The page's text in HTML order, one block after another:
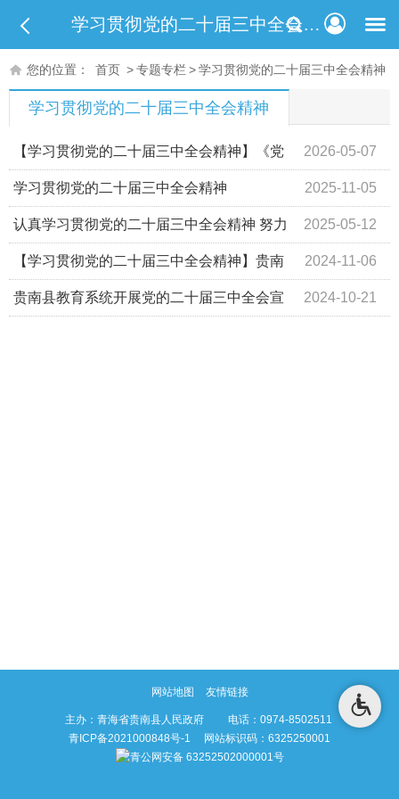
学习贯彻党的二十届三中全会精神
您的位置： 首页 >专题专栏>学习贯彻党的二十届三中全会精神
学习贯彻党的二十届三中全会精神
2026-05-07
【学习贯彻党的二十届三中全会精神】《党
的二十届三中全会〈决定〉学习辅导百问》有声书2025-11-05
学习贯彻党的二十届三中全会精神
2025-05-12
认真学习贯彻党的二十届三中全会精神 努力
为加快推进人与自然和谐共生的现代化贡献力量2024-11-06
【学习贯彻党的二十届三中全会精神】贵南
县学习贯彻党的二十届三中全会精神集中轮训班暨2024年
2024-10-21
贵南县教育系统开展党的二十届三中全会宣
网站地图 友情链接
主办：青海省贵南县人民政府 电话：0974-8502511
青ICP备2021000848号-1 网站标识码：6325250001
青公网安备 63252502000001号